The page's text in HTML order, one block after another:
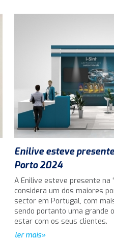
Enilive esteve
Porto 2024
A Enilive esteve presente na
considera um dos maiores
sector em Portugal, com
sendo portanto uma grande
estar com os seus
ler mais»